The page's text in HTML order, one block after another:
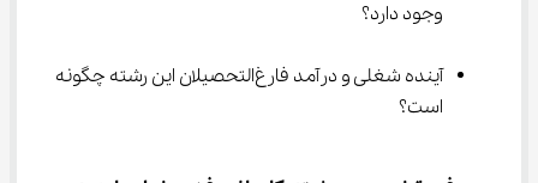
وجود دارد؟
آینده شغلی و درآمد فارغ‌التحصیلان این رشته چگونه
است؟